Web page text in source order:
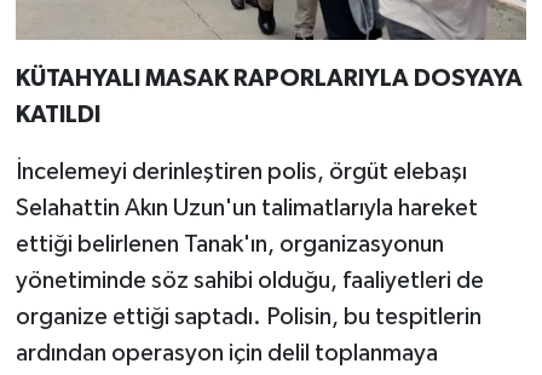
KÜTAHYALI MASAK RAPORLARIYLA DOSYAYA
KATILDI
İncelemeyi derinleştiren polis, örgüt elebaşı
Selahattin Akın Uzun'un talimatlarıyla hareket
ettiği belirlenen Tanak'ın, organizasyonun
yönetiminde söz sahibi olduğu, faaliyetleri de
organize ettiği saptadı. Polisin, bu tespitlerin
ardından operasyon için delil toplanmaya